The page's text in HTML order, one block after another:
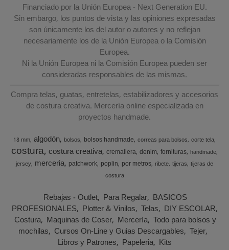
Financiado por la Unión Europea - Next Generation EU.
Sin embargo, los puntos de vista y las opiniones expresadas
son únicamente los del autor o autores y no reflejan
necesariamente los de la Unión Europea o la Comisión
Europea.
Ni la Unión Europea ni la Comisión Europea pueden ser
consideradas responsables de las mismas.
Compra telas, guatas, entretelas, estabilizadores y accesorios
de costura creativa. Mercería online especializada en
proyectos handmade.
18 mm algodón bolsos bolsos handmade correas para bolsos corte tela
costura costura creativa cremallera denim fornituras handmade
jersey merceria patchwork poplin por metros ribete tijeras tijeras de
costura
Rebajas - Outlet Para Regalar BASICOS
PROFESIONALES Plotter & Vinilos Telas DIY ESCOLAR
Costura Maquinas de Coser Mercería Todo para bolsos y
mochilas Cursos On-Line y Guias Descargables Tejer
Libros y Patrones Papeleria Kits